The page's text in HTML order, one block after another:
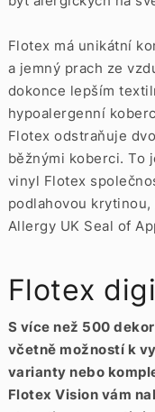
Flotex má unikátní
a jemný prach ze
dokonce lepším
hypoalergenní
Flotex odstraňuje
běžnými koberci. To
vinyl Flotex
podlahovou
Allergy UK Seal of
Flotex
S více než 500
včetně možností k
varianty nebo
Flotex Vision vám